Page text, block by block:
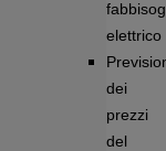
elettrico
dei
prezzi
del